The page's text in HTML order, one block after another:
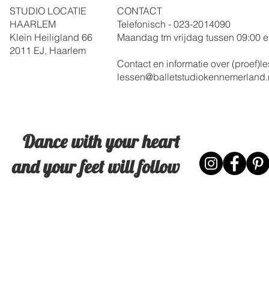
STUDIO LOCATIE
HAARLEM
Klein Heiligland 66
2011 EJ, Haarlem
CONTACT
Telefonisch - 023-2014090
Maandag tm vrijdag tussen 09:00
Contact en informatie over
Dance with your heart
and your feet will follow